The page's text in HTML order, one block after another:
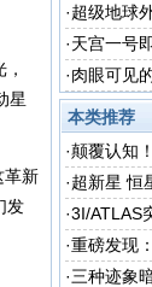
星
革新
发
史诗级合
·超级地球
航天器
·天宫一号
丽谢幕！
·肉眼可见
系之内，
本类推荐
·颠覆认知
另一个地
·超新星 恒
象，能瞬
·3I/ATLAS
界，外星
·重磅发现
家发现一
·三种迹象